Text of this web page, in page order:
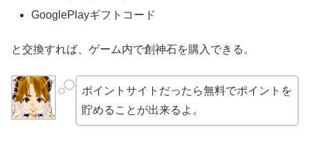
GooglePlayギフトコード
と交換すれば、ゲーム内で創神石を購入できる。
ポイントサイトだったら無料でポイントを
貯めることが出来るよ。